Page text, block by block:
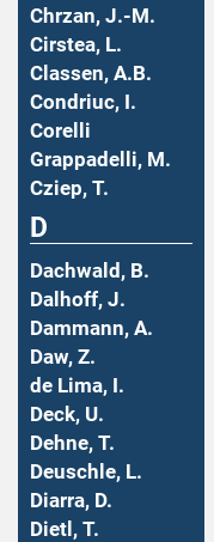
Chrzan, J.-M.
Cirstea, L.
Classen, A.B.
Condriuc, I.
Corelli
Grappadelli, M.
Cziep, T.
D
Dachwald, B.
Dalhoff, J.
Dammann, A.
Daw, Z.
de Lima, I.
Deck, U.
Dehne, T.
Deuschle, L.
Diarra, D.
Dietl, T.